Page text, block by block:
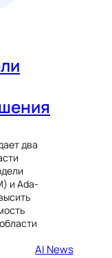
два
и Ada-
AI News